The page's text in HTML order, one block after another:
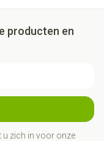
producten en
u zich in voor onze